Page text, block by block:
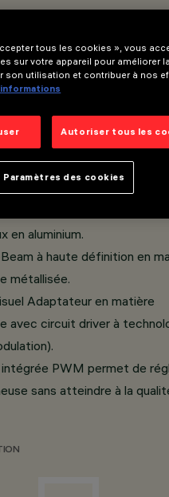
Filorail 48V (16A).
orientable à
l'adaptateur au rail sans
en aluminium.
à haute définition en
métallisée.
Adaptateur en matière
avec circuit driver à
PWM permet de
sans atteindre à la
tous les cookies », vous
sur votre appareil pour améliorer
son utilisation et contribuer à nos
Autoriser tous les
Paramètres des cookies